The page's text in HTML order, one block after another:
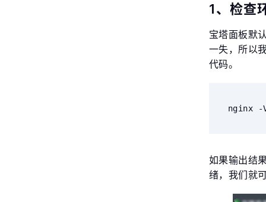
1、检查
宝塔面板默
一失，所以
代码。
nginx -
如果输出结
绪，我们就